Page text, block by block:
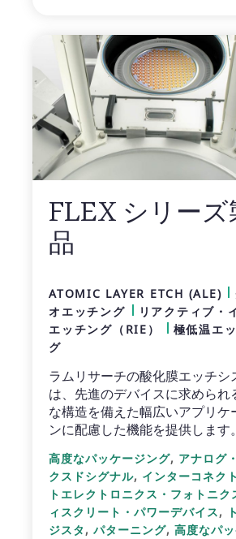
FLEX シリーズ
品
ATOMIC LAYER ETCH (ALE)
オエッチング
リアクティブ・
エッチング（RIE）
極低温エ
グ
ラムリサーチの酸化膜エッチシ
は、先進のデバイスに求められ
な構造を備えた幅広いアプリケ
ンに配慮した機能を提供します。
高度なパッケージング, アナログ
クスドシグナル, インターコネクト
トエレクトロニクス・フォトニク
ィスクリート・パワーデバイス,
ジスタ , パターニング, 高度なパ